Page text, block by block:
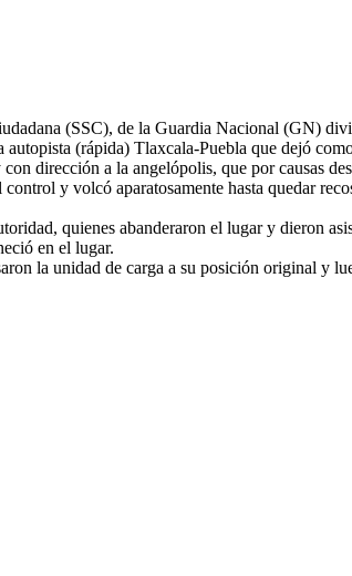
(SSC), de la Guardia Nacional (GN)
(rápida) Tlaxcala-Puebla que dejó
dirección a la angelópolis, que por causas
y volcó aparatosamente hasta quedar
quienes abanderaron el lugar y dieron
en el lugar.
la unidad de carga a su posición original y